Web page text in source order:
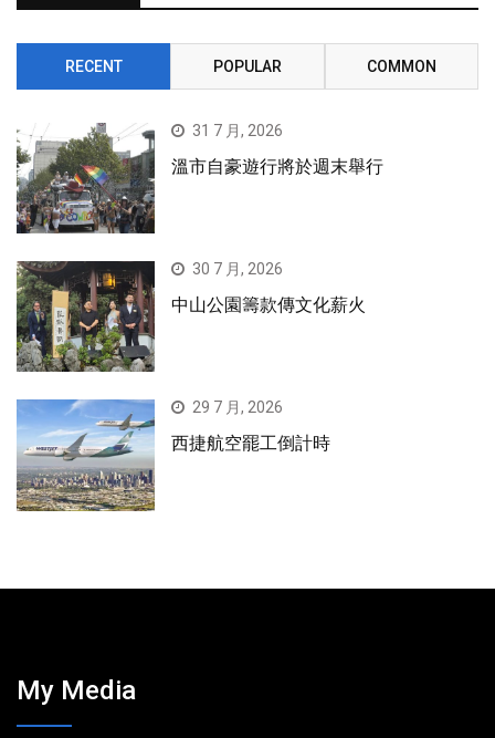
RECENT POPULAR COMMON
31 7 月, 2026
溫市自豪遊行將於週末舉行
30 7 月, 2026
中山公園籌款傳文化薪火
29 7 月, 2026
西捷航空罷工倒計時
My Media